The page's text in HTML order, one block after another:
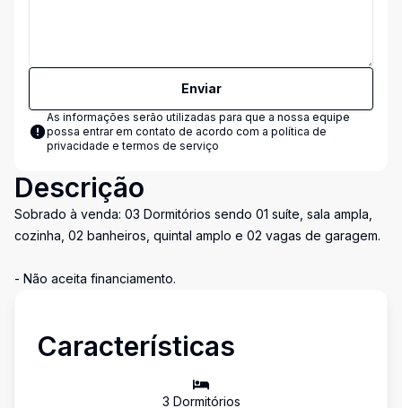
Enviar
As informações serão utilizadas para que a nossa equipe
possa entrar em contato de acordo com a política de
privacidade e termos de serviço
Descrição
Sobrado à venda: 03 Dormitórios sendo 01 suíte, sala ampla,
cozinha, 02 banheiros, quintal amplo e 02 vagas de garagem.
- Não aceita financiamento.
Características
3 Dormitórios